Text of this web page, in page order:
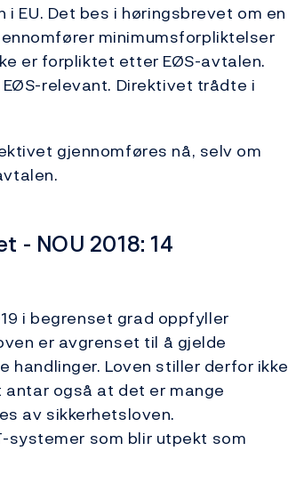
EU. Det bes i høringsbrevet om en
minimumsforpliktelser
er forpliktet etter EØS-avtalen.
relevant. Direktivet trådte i
gjennomføres nå, selv om
NOU 2018: 14
i begrenset grad oppfyller
er avgrenset til å gjelde
Loven stiller derfor ikke
også at det er mange
av sikkerhetsloven.
systemer som blir utpekt som